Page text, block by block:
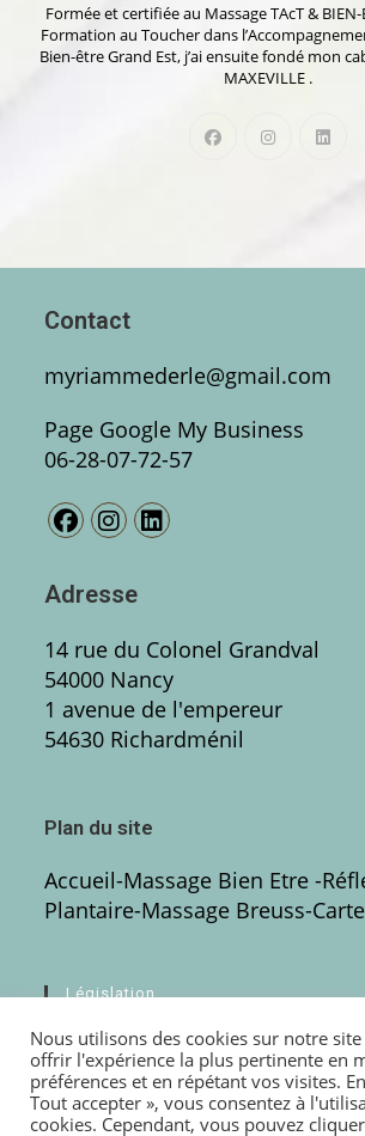
Formée et certifiée au Massage TAcT &
Formation au Toucher dans
Bien-être Grand Est, j’ai ensuite fondé mon
MAXEVILLE .
Contact
myriammederle@gmail.com
Page Google My Business
06-28-07-72-57
Adresse
14 rue du Colonel Grandval
54000 Nancy
1 avenue de l'empereur
54630 Richardménil
Plan du site
Accueil-Massage Bien Etre-
Plantaire-Massage Breuss-
Législation
Mentions légales
Politique de confidentialité
Nous utilisons des cookies sur notre
offrir l'expérience la plus pertinente en
préférences et en répétant vos visites.
Tout accepter », vous consentez à
cookies. Cependant, vous pouvez